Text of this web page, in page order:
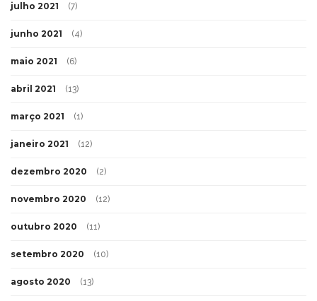
julho 2021 (7)
junho 2021 (4)
maio 2021 (6)
abril 2021 (13)
março 2021 (1)
janeiro 2021 (12)
dezembro 2020 (2)
novembro 2020 (12)
outubro 2020 (11)
setembro 2020 (10)
agosto 2020 (13)